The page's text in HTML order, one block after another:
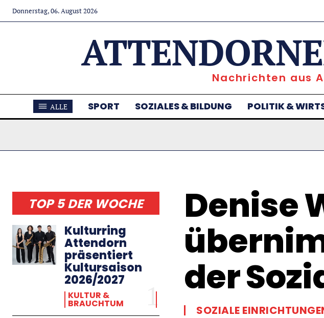
Donnerstag, 06. August 2026
Nachrichten aus
ALLE SPORT SOZIALES & BILDUNG POLITIK &
TOP 5 DER WOCHE
Kulturring
Attendorn
präsentiert
Kultursaison
2026/2027
KULTUR &
BRAUCHTUM
Denise
der
SOZIALE